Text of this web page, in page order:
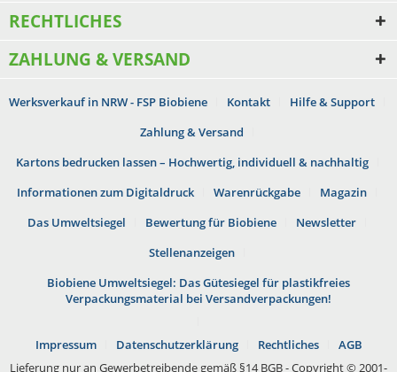
RECHTLICHES
ZAHLUNG & VERSAND
Werksverkauf in NRW - FSP Biobiene Kontakt
Hilfe & Support
Zahlung & Versand
Kartons bedrucken lassen – Hochwertig, individuell & nachhaltig
Informationen zum Digitaldruck
Warenrückgabe
Magazin
Das Umweltsiegel
Bewertung für Biobiene
Newsletter
Stellenanzeigen
Biobiene Umweltsiegel: Das Gütesiegel für plastikfreies
Verpackungsmaterial bei Versandverpackungen!
Impressum Datenschutzerklärung Rechtliches
AGB
Lieferung nur an Gewerbetreibende gemäß §14 BGB - Copyright © 2001-